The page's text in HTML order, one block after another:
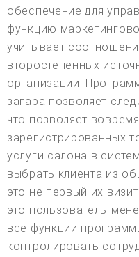
обеспечение для
функцию
учитывает
второстепенных
организации.
загара позволяет
что позволяет
зарегистрированных
услуги салона в
выбрать клиента из
это не первый их
это пользователь-
все функции
контролировать